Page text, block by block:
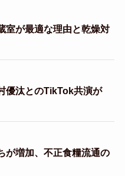
室が最適な理由と乾燥対
優汰とのTikTok共演が
が増加、不正食糧流通の